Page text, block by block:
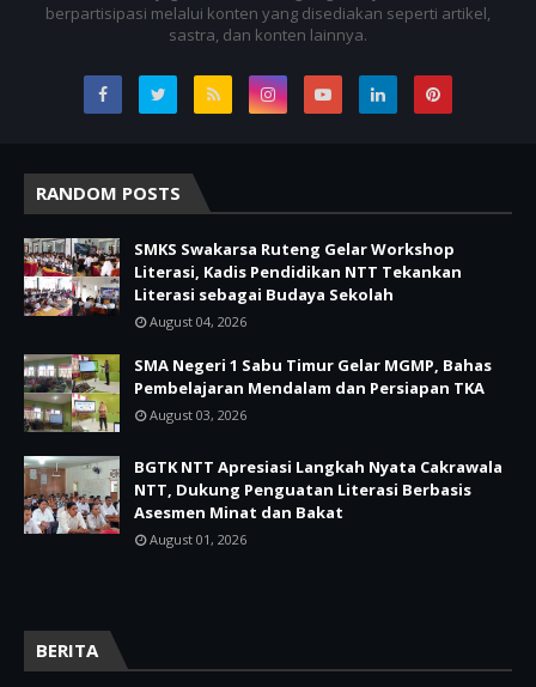
berpartisipasi melalui konten yang disediakan seperti artikel,
sastra, dan konten lainnya.
RANDOM POSTS
SMKS Swakarsa Ruteng Gelar Workshop
Literasi, Kadis Pendidikan NTT Tekankan
Literasi sebagai Budaya Sekolah
August 04, 2026
SMA Negeri 1 Sabu Timur Gelar MGMP, Bahas
Pembelajaran Mendalam dan Persiapan TKA
August 03, 2026
BGTK NTT Apresiasi Langkah Nyata Cakrawala
NTT, Dukung Penguatan Literasi Berbasis
Asesmen Minat dan Bakat
August 01, 2026
BERITA